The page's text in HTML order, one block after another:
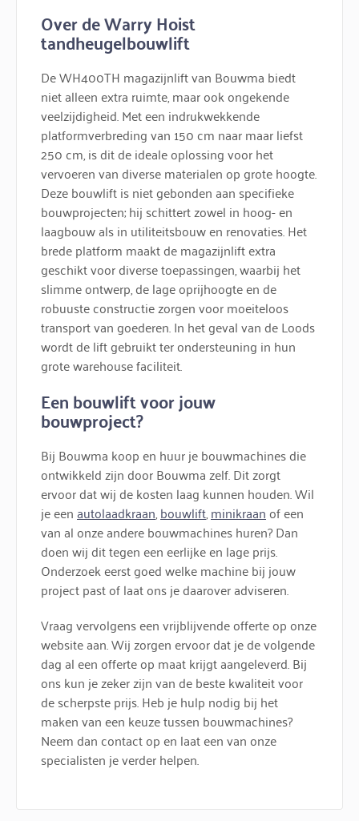
Over de Warry Hoist
tandheugelbouwlift
De WH400TH magazijnlift van Bouwma biedt
niet alleen extra ruimte, maar ook ongekende
veelzijdigheid. Met een indrukwekkende
platformverbreding van 150 cm naar maar liefst
250 cm, is dit de ideale oplossing voor het
vervoeren van diverse materialen op grote hoogte.
Deze bouwlift is niet gebonden aan specifieke
bouwprojecten; hij schittert zowel in hoog- en
laagbouw als in utiliteitsbouw en renovaties. Het
brede platform maakt de magazijnlift extra
geschikt voor diverse toepassingen, waarbij het
slimme ontwerp, de lage oprijhoogte en de
robuuste constructie zorgen voor moeiteloos
transport van goederen. In het geval van de Loods
wordt de lift gebruikt ter ondersteuning in hun
grote warehouse faciliteit.
Een bouwlift voor jouw
bouwproject?
Bij Bouwma koop en huur je bouwmachines die
ontwikkeld zijn door Bouwma zelf. Dit zorgt
ervoor dat wij de kosten laag kunnen houden. Wil
je eenautolaadkraan,bouwlift,minikraanof een
van al onze andere bouwmachines huren? Dan
doen wij dit tegen een eerlijke en lage prijs.
Onderzoek eerst goed welke machine bij jouw
project past of laat ons je daarover adviseren.
Vraag vervolgens een vrijblijvende offerte op onze
website aan. Wij zorgen ervoor dat je de volgende
dag al een offerte op maat krijgt aangeleverd. Bij
ons kun je zeker zijn van de beste kwaliteit voor
de scherpste prijs. Heb je hulp nodig bij het
maken van een keuze tussen bouwmachines?
Neem dan contact op en laat een van onze
specialisten je verder helpen.